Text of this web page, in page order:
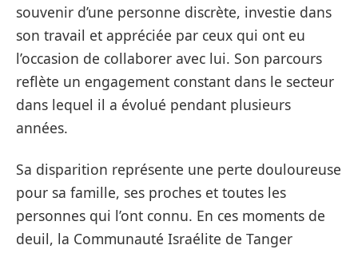
souvenir d’une personne discrète, investie dans
son travail et appréciée par ceux qui ont eu
l’occasion de collaborer avec lui. Son parcours
reflète un engagement constant dans le secteur
dans lequel il a évolué pendant plusieurs
années.
Sa disparition représente une perte douloureuse
pour sa famille, ses proches et toutes les
personnes qui l’ont connu. En ces moments de
deuil, la Communauté Israélite de Tanger